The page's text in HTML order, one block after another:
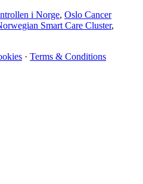
i Norge, Oslo Cancer
Smart Care Cluster,
· Terms & Conditions